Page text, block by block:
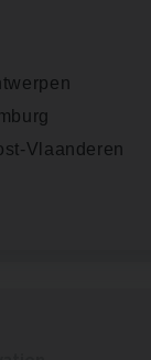
Vlaanderen
Mari­ne Cargo